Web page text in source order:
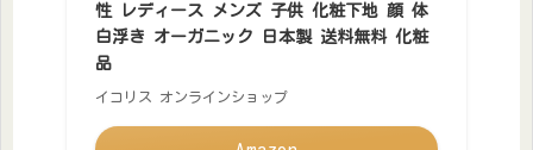
性 レディース メンズ 子供 化粧下地 顔 体
白浮き オーガニック 日本製 送料無料 化粧
品
イコリス オンラインショップ